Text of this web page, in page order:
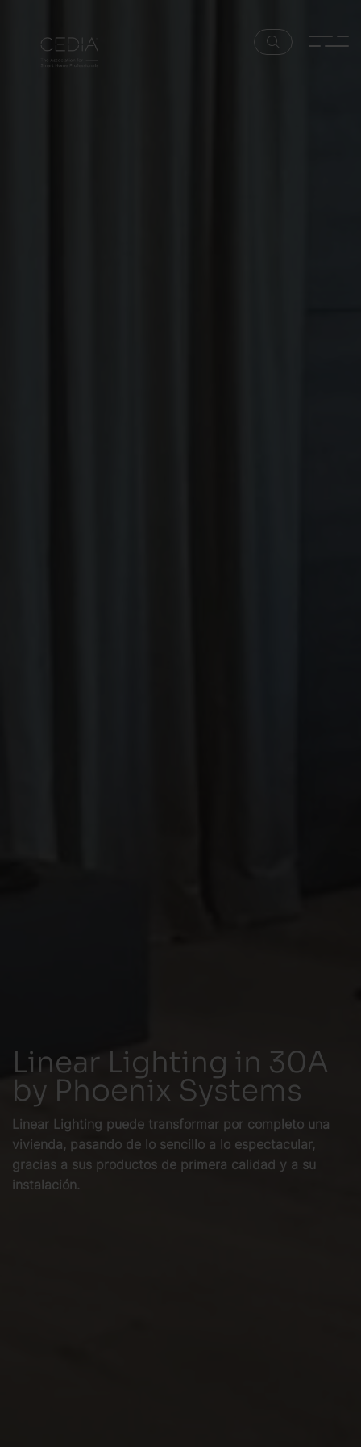
Linear Lighting in 30A
by Phoenix Systems
Linear Lighting puede transformar por completo una
vivienda, pasando de lo sencillo a lo espectacular,
gracias a sus productos de primera calidad y a su
instalación.